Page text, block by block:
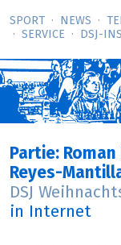
SPORT NEWS
SERVICE
DSJ-­
Partie:
Reyes-
DSJ
in Internet